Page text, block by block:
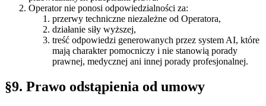
Operator nie ponosi odpowiedzialności za:
przerwy techniczne niezależne od Operatora,
działanie siły wyższej,
treść odpowiedzi generowanych przez system AI, które
mają charakter pomocniczy i nie stanowią porady
prawnej, medycznej ani innej porady profesjonalnej.
§9. Prawo odstąpienia od umowy